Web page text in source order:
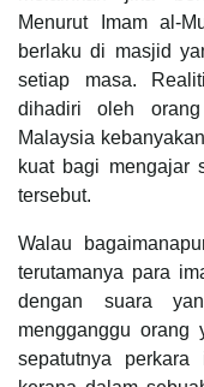
Menurut Imam al-
berlaku di masjid
setiap masa.
dihadiri oleh
Malaysia
kuat bagi mengajar
tersebut.
Walau
terutamanya para
dengan suara
mengganggu
sepatutnya